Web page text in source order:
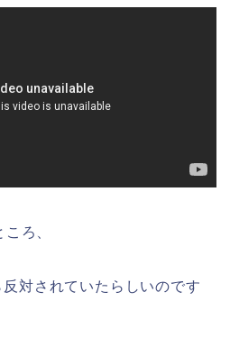
ろ、
対されていたらしいのです